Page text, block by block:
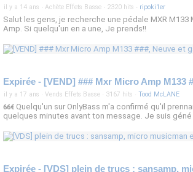
il y a 14 ans · Achète Effets Basse · 2320 hits · ripoki1er
Salut les gens, je recherche une pédale MXR M133
Amp. Si quelqu'un en a une, Je prends!!
il y a 17 ans · Vends Effets Basse · 3167 hits · Tood McLANE
66€ Quelqu'un sur OnlyBass m'a confirmé qu'il
quelques minutes avant ton message. Je suis géné